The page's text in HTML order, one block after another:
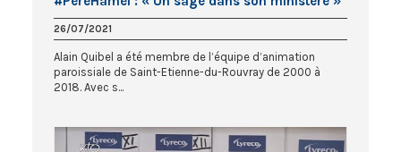
26/07/2021
Alain Quibel a été membre de l’équipe d’animation
paroissiale de Saint-Etienne-du-Rouvray de 2000 à
2018. Avec s...